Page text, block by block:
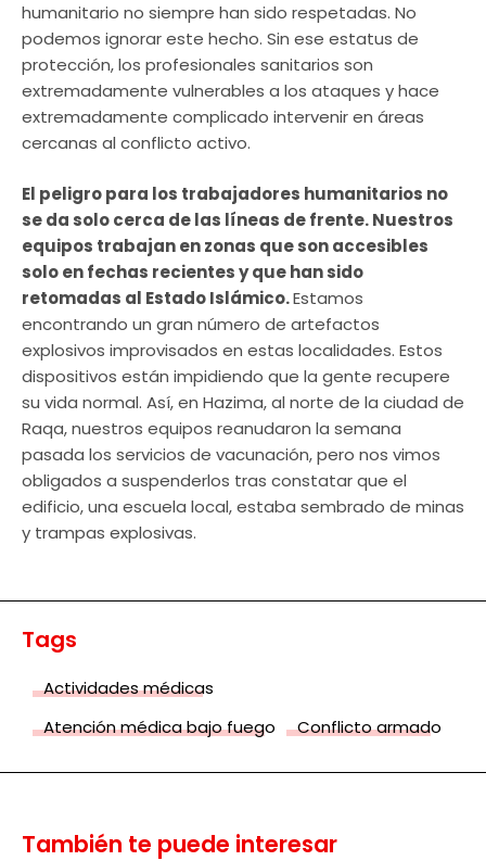
humanitario no siempre han sido respetadas. No
podemos ignorar este hecho. Sin ese estatus de
protección, los profesionales sanitarios son
extremadamente vulnerables a los ataques y hace
extremadamente complicado intervenir en áreas
cercanas al conflicto activo.
El peligro para los trabajadores humanitarios no
se da solo cerca de las líneas de frente. Nuestros
equipos trabajan en zonas que son accesibles
solo en fechas recientes y que han sido
retomadas al Estado Islámico.Estamos
encontrando un gran número de artefactos
explosivos improvisados en estas localidades. Estos
dispositivos están impidiendo que la gente recupere
su vida normal. Así, en Hazima, al norte de la ciudad de
Raqa, nuestros equipos reanudaron la semana
pasada los servicios de vacunación, pero nos vimos
obligados a suspenderlos tras constatar que el
edificio, una escuela local, estaba sembrado de minas
y trampas explosivas.
Tags
Actividades médicas
Atención médica bajo fuego
Conflicto armado
También te puede interesar